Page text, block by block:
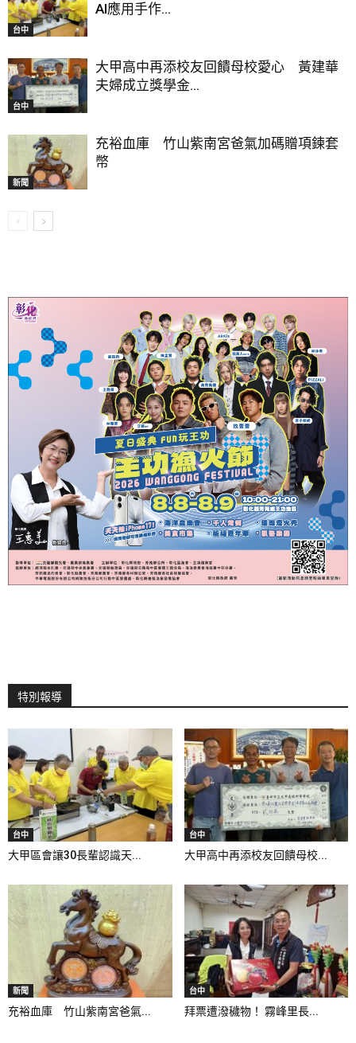
台中
AI應用手作...
台中
大甲高中再添校友回饋母校愛心 黃建華
夫婦成立獎學金...
新聞
充裕血庫 竹山紫南宮爸氣加碼贈項鍊套
幣
特別報導
台中
大甲區會讓30長輩認識天...
台中
大甲高中再添校友回饋母校...
新聞
充裕血庫 竹山紫南宮爸氣...
台中
拜票遭潑穢物！ 霧峰里長...